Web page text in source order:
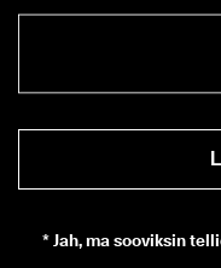
*Jah, ma sooviksin